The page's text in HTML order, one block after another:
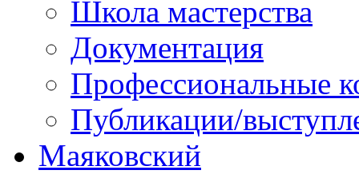
Школа мастерства
Документация
Профессиональные
Публикации/
Маяковский